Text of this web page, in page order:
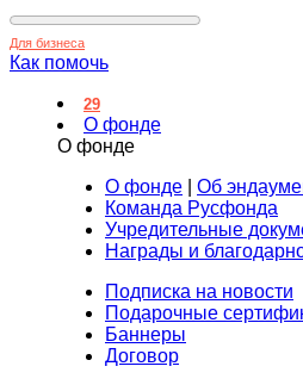
Для бизнеса
Как помочь
29
О фонде
О фонде
О фонде
Об
Команда Русфонда
Учредительные
Награды и
Подписка на новости
Подарочные
Баннеры
Договор